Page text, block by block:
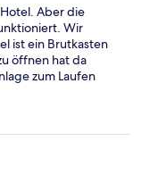
Aber die
Wir
ist ein Brutkasten
öffnen hat da
zum Laufen
Ansonsten
angenehm.